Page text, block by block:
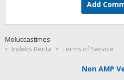
Add
Moluccastimes
Indeks Berita
Terms of Service
Non AMP